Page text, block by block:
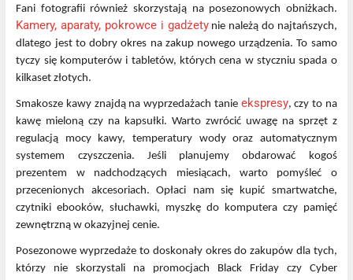
Fani fotografii również skorzystają na posezonowych obniżkach.
Kamery, aparaty, pokrowce i gadżetynie należą do najtańszych,
dlatego jest to dobry okres na zakup nowego urządzenia. To samo
tyczy się komputerów i tabletów, których cena w styczniu spada o
kilkaset złotych.
Smakosze kawy znajdą na wyprzedażach tanie ekspresy, czy to na
kawę mieloną czy na kapsułki. Warto zwrócić uwagę na sprzęt z
regulacją mocy kawy, temperatury wody oraz automatycznym
systemem czyszczenia. Jeśli planujemy obdarować kogoś
prezentem w nadchodzących miesiącach, warto pomyśleć o
przecenionych akcesoriach. Opłaci nam się kupić smartwatche,
czytniki ebooków, słuchawki, myszkę do komputera czy pamięć
zewnętrzną w okazyjnej cenie.
Posezonowe wyprzedaże to doskonały okres do zakupów dla tych,
którzy nie skorzystali na promocjach Black Friday czy Cyber